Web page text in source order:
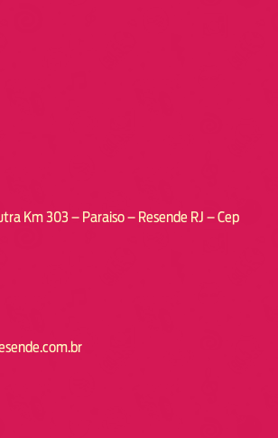
Km 303 – Paraiso – Resende RJ – Cep